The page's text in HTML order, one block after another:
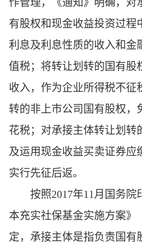
作管理，《通知》明确，对
有股权和现金收益投资过程
利息及利息性质的收入和金
值税；将转让划转的国有股
收入，作为企业所得税不征
转的非上市公司国有股权，
花税；对承接主体转让划转
及运用现金收益买卖证券应
实行先征后返。
按照2017年11月国务
本充实社保基金实施方案》
定，承接主体是指负责国有